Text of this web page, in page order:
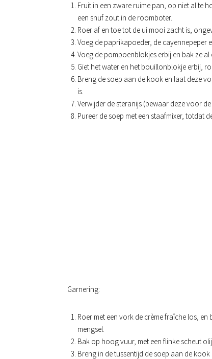
Fruit in een zware ruime pan, op niet al te
een snuf zout in de roomboter.
Roer af en toe tot de ui mooi zacht is,
Voeg de paprikapoeder, de cayennepeper
Voeg de pompoenblokjes erbij en bak ze al
Giet het water en het bouillonblokje erbij,
Breng de soep aan de kook en laat deze
is.
Verwijder de steranijs (bewaar deze voor
Pureer de soep met een staafmixer, totdat
Garnering:
Roer met een vork de crème fraîche los,
mengsel.
Bak op hoog vuur, met een flinke scheut
Breng in de tussentijd de soep aan de